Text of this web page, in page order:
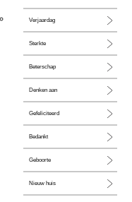
Verjaardag
Sterkte
Beterschap
Denken aan
Gefeliciteerd
Bedankt
Geboorte
Nieuw huis